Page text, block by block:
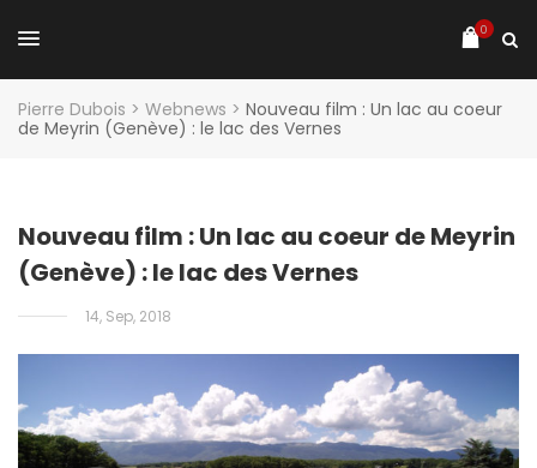
0
Pierre Dubois > Webnews > Nouveau film : Un lac au coeur
de Meyrin (Genève) : le lac des Vernes
Nouveau film : Un lac au coeur de Meyrin
(Genève) : le lac des Vernes
14, Sep, 2018